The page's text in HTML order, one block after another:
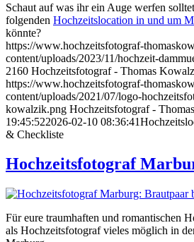
Schaut auf was ihr ein Auge werfen
folgenden Hochzeitslocation in und um
könnte?
https://www.hochzeitsfotograf-
content/uploads/2023/11/hochzeit-
2160 Hochzeitsfotograf - Thomas
https://www.hochzeitsfotograf-
content/uploads/2021/07/logo-
kowalzik.png Hochzeitsfotograf -
19:45:522026-02-10 08:36:41
& Checkliste
Hochzeitsfotograf
Für eure traumhaften und romantischen
als Hochzeitsfotograf vieles möglich in